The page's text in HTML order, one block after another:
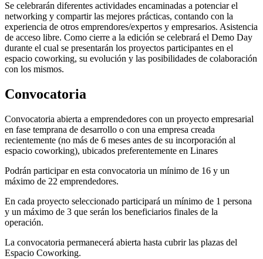
Se celebrarán diferentes actividades encaminadas a potenciar el
networking y compartir las mejores prácticas, contando con la
experiencia de otros emprendores/expertos y empresarios. Asistencia
de acceso libre. Como cierre a la edición se celebrará el Demo Day
durante el cual se presentarán los proyectos participantes en el
espacio coworking, su evolución y las posibilidades de colaboración
con los mismos.
Convocatoria
Convocatoria abierta a emprendedores con un proyecto empresarial
en fase temprana de desarrollo o con una empresa creada
recientemente (no más de 6 meses antes de su incorporación al
espacio coworking), ubicados preferentemente en Linares
Podrán participar en esta convocatoria un mínimo de 16 y un
máximo de 22 emprendedores.
En cada proyecto seleccionado participará un mínimo de 1 persona
y un máximo de 3 que serán los beneficiarios finales de la
operación.
La convocatoria permanecerá abierta hasta cubrir las plazas del
Espacio Coworking.